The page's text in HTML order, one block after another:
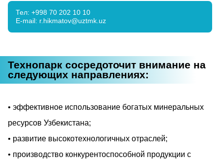
Тел: +998 70 202 10 10
E-mail: r.hikmatov@uztmk.uz
Технопарк сосредоточит внимание на
следующих направлениях:
эффективное использование богатых минеральных
ресурсов Узбекистана;
развитие высокотехнологичных отраслей;
производство конкурентоспособной продукции с